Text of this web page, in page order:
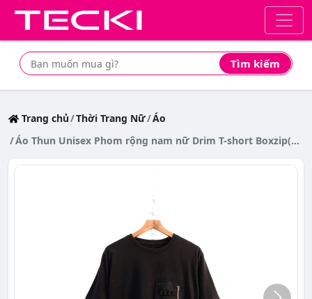
Tìm kiếm
Tìm mua sản phẩm giá rẻ nhất
Trang chủ Thời Trang Nữ Áo
Áo Thun Unisex Phom rộng nam nữ Drim T-short Boxzip(bảo hành 1 đổi 1)(design and made by Drimwe)